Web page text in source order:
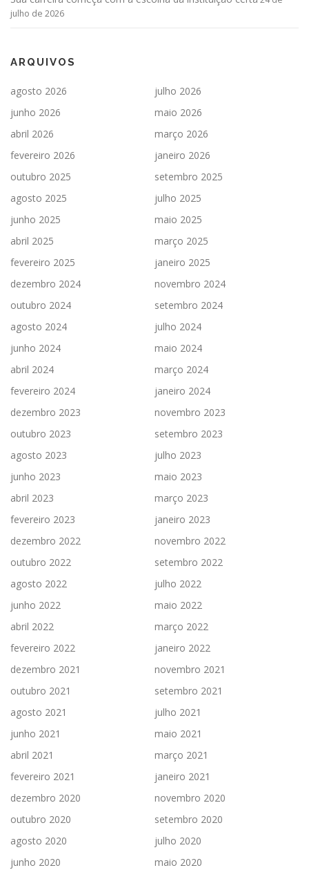
julho de 2026
ARQUIVOS
agosto 2026
julho 2026
junho 2026
maio 2026
abril 2026
março 2026
fevereiro 2026
janeiro 2026
outubro 2025
setembro 2025
agosto 2025
julho 2025
junho 2025
maio 2025
abril 2025
março 2025
fevereiro 2025
janeiro 2025
dezembro 2024
novembro 2024
outubro 2024
setembro 2024
agosto 2024
julho 2024
junho 2024
maio 2024
abril 2024
março 2024
fevereiro 2024
janeiro 2024
dezembro 2023
novembro 2023
outubro 2023
setembro 2023
agosto 2023
julho 2023
junho 2023
maio 2023
abril 2023
março 2023
fevereiro 2023
janeiro 2023
dezembro 2022
novembro 2022
outubro 2022
setembro 2022
agosto 2022
julho 2022
junho 2022
maio 2022
abril 2022
março 2022
fevereiro 2022
janeiro 2022
dezembro 2021
novembro 2021
outubro 2021
setembro 2021
agosto 2021
julho 2021
junho 2021
maio 2021
abril 2021
março 2021
fevereiro 2021
janeiro 2021
dezembro 2020
novembro 2020
outubro 2020
setembro 2020
agosto 2020
julho 2020
junho 2020
maio 2020